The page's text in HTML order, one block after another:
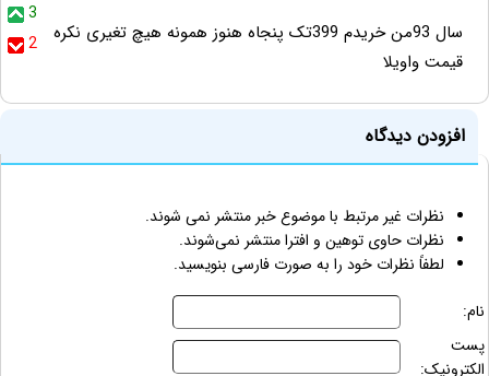
3
2
سال 93من خریدم 399تک پنجاه هنوز همونه هیچ تغیری نکره
قیمت واویلا
افزودن دیدگاه
نظرات غیر مرتبط با موضوع خبر منتشر نمی شوند.
نظرات حاوی توهین و افترا منتشر نمی‌شوند.
لطفاً نظرات خود را به صورت فارسی بنویسید.
نام:
پست
الکترونیک: